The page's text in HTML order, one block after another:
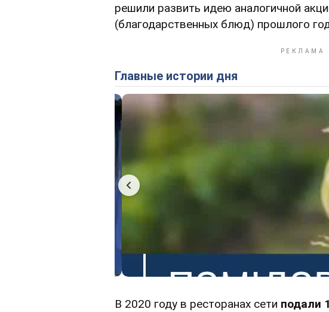
решили развить идею аналогичной
(благодарственных блюд) прошлого
Главные истории дня
В 2020 году в ресторанах сети подали